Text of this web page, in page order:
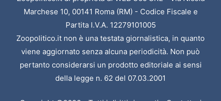
Marchese 10, 00141 Roma (RM) - Codice Fiscale e
Partita I.V.A. 12279101005
Zoopolitico.it non è una testata giornalistica, in quanto
viene aggiornato senza alcuna periodicità. Non può
pertanto considerarsi un prodotto editoriale ai sensi
della legge n. 62 del 07.03.2001